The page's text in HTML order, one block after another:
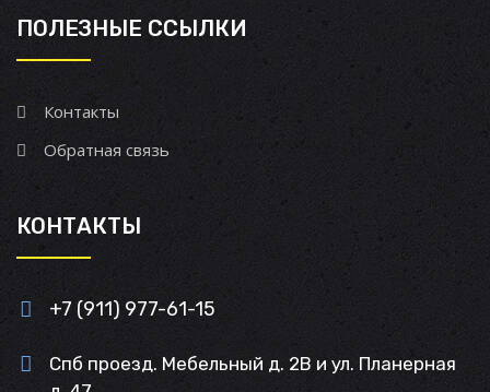
ПОЛЕЗНЫЕ ССЫЛКИ
Контакты
Обратная связь
КОНТАКТЫ
+7 (911) 977-61-15
Спб проезд. Мебельный д. 2В и ул. Планерная